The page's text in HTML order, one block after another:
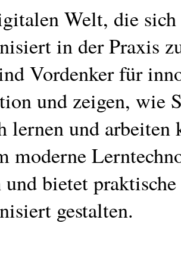
Welt, die
in der Praxis
Vordenker für
und zeigen, wie
lernen und arbeiten
moderne
bietet
gestalten.